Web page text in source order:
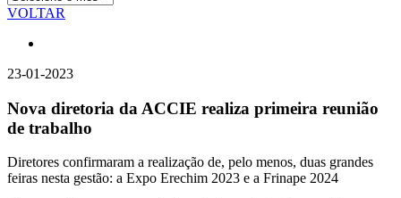
VOLTAR
23-01-2023
Nova diretoria da ACCIE realiza primeira reunião
de trabalho
Diretores confirmaram a realização de, pelo menos, duas grandes
feiras nesta gestão: a Expo Erechim 2023 e a Frinape 2024